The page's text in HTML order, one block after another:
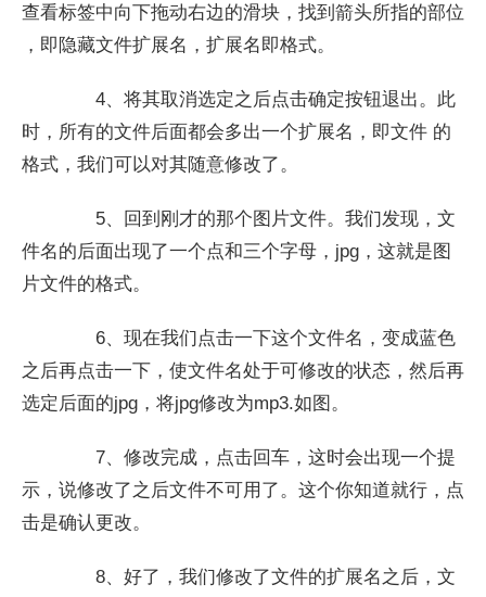
查看标签中向下拖动右边的滑块，找到箭头所指的部位
，即隐藏文件扩展名，扩展名即格式。
4、将其取消选定之后点击确定按钮退出。此
时，所有的文件后面都会多出一个扩展名，即文件 的
格式，我们可以对其随意修改了。
5、回到刚才的那个图片文件。我们发现，文
件名的后面出现了一个点和三个字母，jpg，这就是图
片文件的格式。
6、现在我们点击一下这个文件名，变成蓝色
之后再点击一下，使文件名处于可修改的状态，然后再
选定后面的jpg，将jpg修改为mp3.如图。
7、修改完成，点击回车，这时会出现一个提
示，说修改了之后文件不可用了。这个你知道就行，点
击是确认更改。
8、好了，我们修改了文件的扩展名之后，文